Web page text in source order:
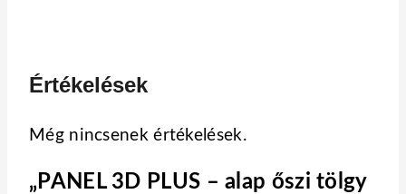
Értékelések
Még nincsenek értékelések.
„PANEL 3D PLUS – alap őszi tölgy